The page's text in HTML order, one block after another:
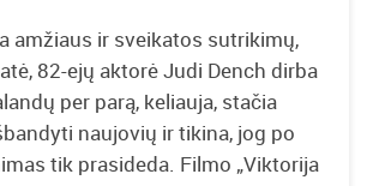
amžiaus ir sveikatos sutrikimų,
82-ejų aktorė Judi Dench dirba
per parą, keliauja, stačia
naujovių ir tikina, jog po
tik prasideda. Filmo „Viktorija